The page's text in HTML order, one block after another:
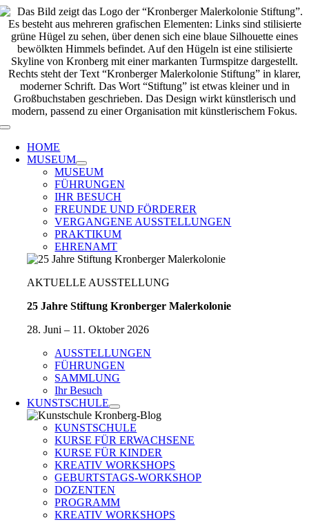
Zum
Inhalt
springen
Toggle
Navigation
HOME
MUSEUM
MUSEUM
FÜHRUNGEN
IHR BESUCH
FREUNDE UND FÖRDERER
VERGANGENE AUSSTELLUNGEN
PRAKTIKUM
EHRENAMT
AKTUELLE AUSSTELLUNG
25 Jahre Stiftung Kronberger Malerkolonie
28. Juni – 11. Oktober 2026
AUSSTELLUNGEN
FÜHRUNGEN
SAMMLUNG
Ihr Besuch
KUNSTSCHULE
KUNSTSCHULE
KURSE FÜR ERWACHSENE
KURSE FÜR KINDER
KREATIV WORKSHOPS
GEBURTSTAGS-WORKSHOP
DOZENTEN
PROGRAMM
KREATIV WORKSHOPS